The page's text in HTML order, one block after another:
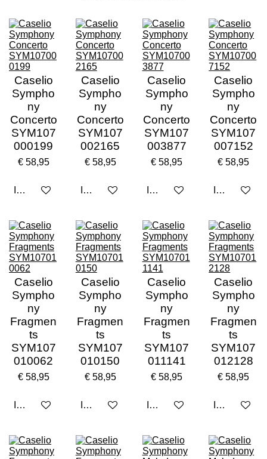
Caselio
Sympho
ny
Concerto
SYM107
000199
€ 58,95
In winkelwagen
Caselio
Sympho
ny
Concerto
SYM107
002165
€ 58,95
In winkelwagen
Caselio
Sympho
ny
Concerto
SYM107
003877
€ 58,95
In winkelwagen
Caselio
Sympho
ny
Concerto
SYM107
007152
€ 58,95
In
Caselio
Sympho
ny
Fragmen
ts
SYM107
010062
€ 58,95
In winkelwagen
Caselio
Sympho
ny
Fragmen
ts
SYM107
010150
€ 58,95
In winkelwagen
Caselio
Sympho
ny
Fragmen
ts
SYM107
011141
€ 58,95
In winkelwagen
Caselio
Sympho
ny
Fragmen
ts
SYM107
012128
€ 58,95
In